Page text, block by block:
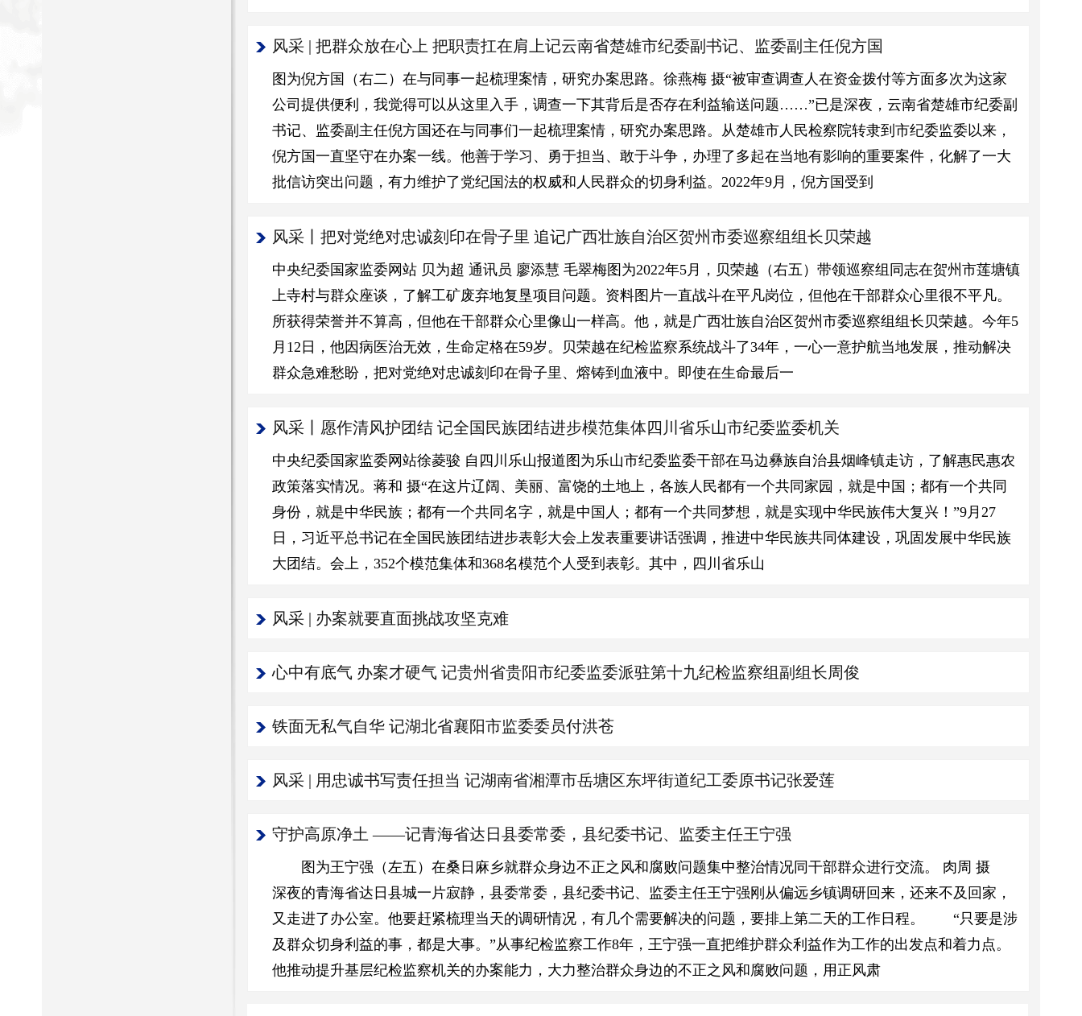
风采 | 把群众放在心上 把职责扛在肩上记云南省楚雄市纪委副书记、监委副主任倪方国
图为倪方国（右二）在与同事一起梳理案情，研究办案思路。徐燕梅 摄“被审查调查人在资金拨付等方面多次为这家
公司提供便利，我觉得可以从这里入手，调查一下其背后是否存在利益输送问题……”已是深夜，云南省楚雄市纪委副
书记、监委副主任倪方国还在与同事们一起梳理案情，研究办案思路。从楚雄市人民检察院转隶到市纪委监委以来，
倪方国一直坚守在办案一线。他善于学习、勇于担当、敢于斗争，办理了多起在当地有影响的重要案件，化解了一大
批信访突出问题，有力维护了党纪国法的权威和人民群众的切身利益。2022年9月，倪方国受到
风采丨把对党绝对忠诚刻印在骨子里 ​追记广西壮族自治区贺州市委巡察组组长贝荣越
中央纪委国家监委网站 贝为超 通讯员 廖添慧 毛翠梅图为2022年5月，贝荣越（右五）带领巡察组同志在贺州市莲塘镇
上寺村与群众座谈，了解工矿废弃地复垦项目问题。资料图片一直战斗在平凡岗位，但他在干部群众心里很不平凡。
所获得荣誉并不算高，但他在干部群众心里像山一样高。他，就是广西壮族自治区贺州市委巡察组组长贝荣越。今年5
月12日，他因病医治无效，生命定格在59岁。贝荣越在纪检监察系统战斗了34年，一心一意护航当地发展，推动解决
群众急难愁盼，把对党绝对忠诚刻印在骨子里、熔铸到血液中。即使在生命最后一
风采丨愿作清风护团结 记全国民族团结进步模范集体四川省乐山市纪委监委机关
中央纪委国家监委网站徐菱骏 自四川乐山报道图为乐山市纪委监委干部在马边彝族自治县烟峰镇走访，了解惠民惠农
政策落实情况。蒋和 摄“在这片辽阔、美丽、富饶的土地上，各族人民都有一个共同家园，就是中国；都有一个共同
身份，就是中华民族；都有一个共同名字，就是中国人；都有一个共同梦想，就是实现中华民族伟大复兴！”9月27
日，习近平总书记在全国民族团结进步表彰大会上发表重要讲话强调，推进中华民族共同体建设，巩固发展中华民族
大团结。会上，352个模范集体和368名模范个人受到表彰。其中，四川省乐山
风采 | 办案就要直面挑战攻坚克难
心中有底气 办案才硬气 记贵州省贵阳市纪委监委派驻第十九纪检监察组副组长周俊
铁面无私气自华 记湖北省襄阳市监委委员付洪苍
风采 | 用忠诚书写责任担当 记湖南省湘潭市岳塘区东坪街道纪工委原书记张爱莲
守护高原净土 ——记青海省达日县委常委，县纪委书记、监委主任王宁强
图为王宁强（左五）在桑日麻乡就群众身边不正之风和腐败问题集中整治情况同干部群众进行交流。 肉周 摄
深夜的青海省达日县城一片寂静，县委常委，县纪委书记、监委主任王宁强刚从偏远乡镇调研回来，还来不及回家，
又走进了办公室。他要赶紧梳理当天的调研情况，有几个需要解决的问题，要排上第二天的工作日程。 “只要是涉
及群众切身利益的事，都是大事。”从事纪检监察工作8年，王宁强一直把维护群众利益作为工作的出发点和着力点。
他推动提升基层纪检监察机关的办案能力，大力整治群众身边的不正之风和腐败问题，用正风肃